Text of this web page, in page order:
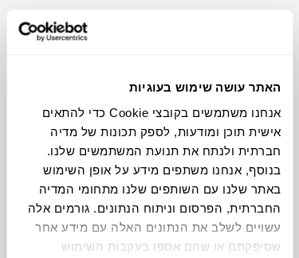
האתר עושה שימוש בעוגיות
אנחנו משתמשים בקובצי Cookie כדי להתאים
אישית תוכן ומודעות, לספק תכונות של מדיה
חברתית ולנתח את תנועת המשתמשים שלנו.
בנוסף, אנחנו משתפים מידע על אופן השימוש
באתר שלנו עם השותפים שלנו מתחומי המדיה
החברתית, הפרסום וניתוח הנתונים. גורמים אלה
עשויים לשלב את הנתונים האלה עם מידע אחר
שסיפקתם או שהם אספו בעקבות השימוש
צבעים